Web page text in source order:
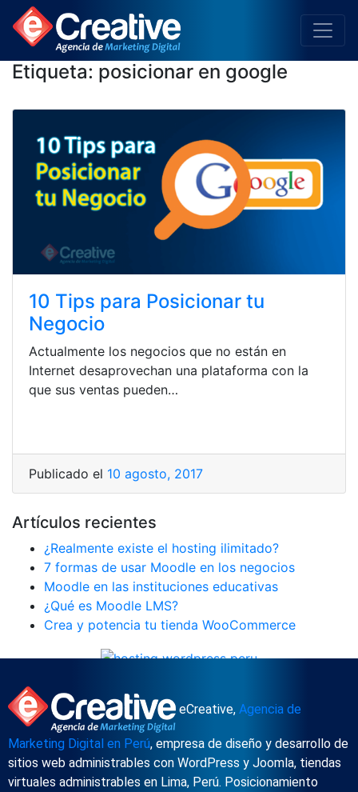
Etiqueta: posicionar en google
10 Tips para Posicionar tu
Negocio
Actualmente los negocios que no están en
Internet desaprovechan una plataforma con la
que sus ventas pueden…
Publicado el 10 agosto, 2017
Artículos recientes
¿Realmente existe el hosting ilimitado?
7 formas de usar Moodle en los negocios
Moodle en las instituciones educativas
¿Qué es Moodle LMS?
Crea y potencia tu tienda WooCommerce
eCreative, Agencia de
Marketing Digital en Perú, empresa de diseño y desarrollo de
sitios web administrables con WordPress y Joomla, tiendas
virtuales administrables en Lima, Perú. Posicionamiento